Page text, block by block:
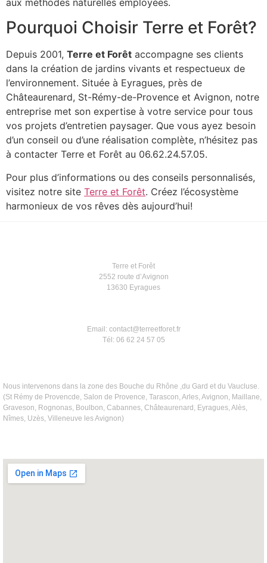
Pourquoi Choisir Terre et Forêt?
Depuis 2001, Terre et Forêt accompagne ses clients
dans la création de jardins vivants et respectueux de
l’environnement. Située à Eyragues, près de
Châteaurenard, St-Rémy-de-Provence et Avignon, notre
entreprise met son expertise à votre service pour tous
vos projets d’entretien paysager. Que vous ayez besoin
d’un conseil ou d’une réalisation complète, n’hésitez pas
à contacter Terre et Forêt au 06.62.24.57.05.
Pour plus d’informations ou des conseils personnalisés,
visitez notre site Terre et Forêt. Créez l’écosystème
harmonieux de vos rêves dès aujourd’hui!
Terre et Forêt
2552 route d’Avignon
13630 Eyragues
Email: contact@terreetforet.fr
Tél: 06 62 24 57 05
Nous intervenons dans la zone des Bouche du Rhône ,du Gard et du Vaucluse.
(St Rémy de Provencde, Salon de Provence, Tarascon, Arles, Avignon, Maillane,
Graveson, Rognonas, Boulbon, Cabannes, Châteaurenard, Eyragues, Alès,
Nîmes, Uzès, Villeneuve les Avignon)